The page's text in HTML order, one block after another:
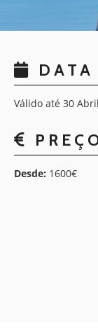
DATA
Válido até 30
Desde: 1600€